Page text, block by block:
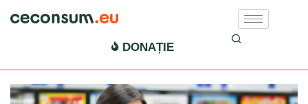
DONAȚIE